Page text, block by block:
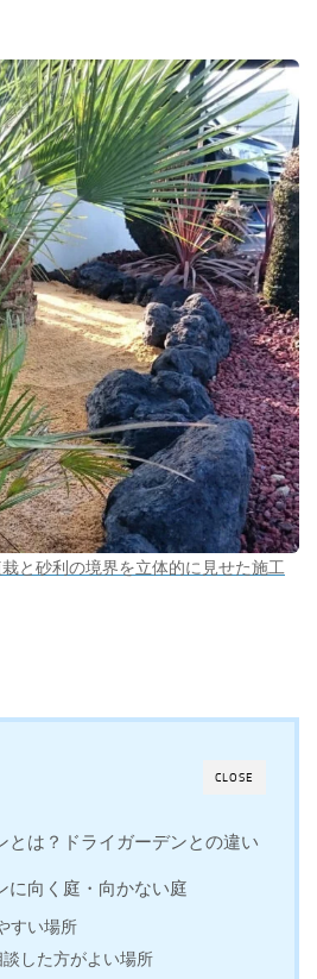
と砂利の境界を立体的に見せた施工
CLOSE
とは？ドライガーデンとの違い
に向く庭・向かない庭
すい場所
した方がよい場所